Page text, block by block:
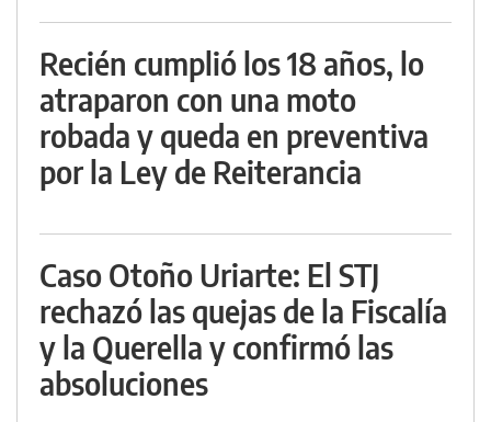
Recién cumplió los 18 años, lo
atraparon con una moto
robada y queda en preventiva
por la Ley de Reiterancia
Caso Otoño Uriarte: El STJ
rechazó las quejas de la Fiscalía
y la Querella y confirmó las
absoluciones